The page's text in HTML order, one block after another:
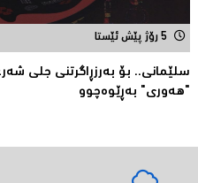
5 رۆژ پێش ئێستا
سلێمانی.. بۆ بەرزڕاگرتنی جلی
"هەوری" بەڕێوەچوو